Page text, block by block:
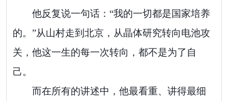
他反复说一句话：“我的一切都是国家培养
的。”从山村走到北京，从晶体研究转向电池攻
关，他这一生的每一次转向，都不是为了自
己。
而在所有的讲述中，他最看重、讲得最细